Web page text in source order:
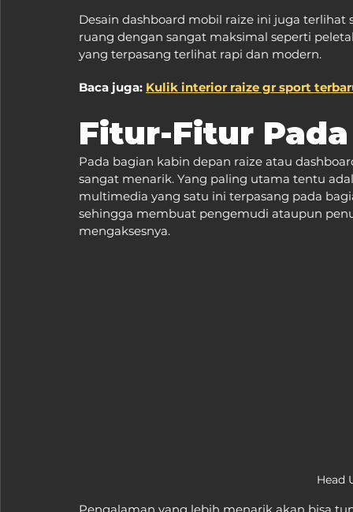
Desain dashboard mobil raize ini juga
ruang dengan sangat maksimal seperti
yang terpasang terlihat rapi dan modern.
Baca juga: Kulik interior raize gr sport
Fitur-Fitur
Pada bagian kabin depan raize atau
sangat menarik. Yang paling utama tentu
multimedia yang satu ini terpasang pada
sehingga membuat pengemudi ataupun
mengaksesnya.
Head